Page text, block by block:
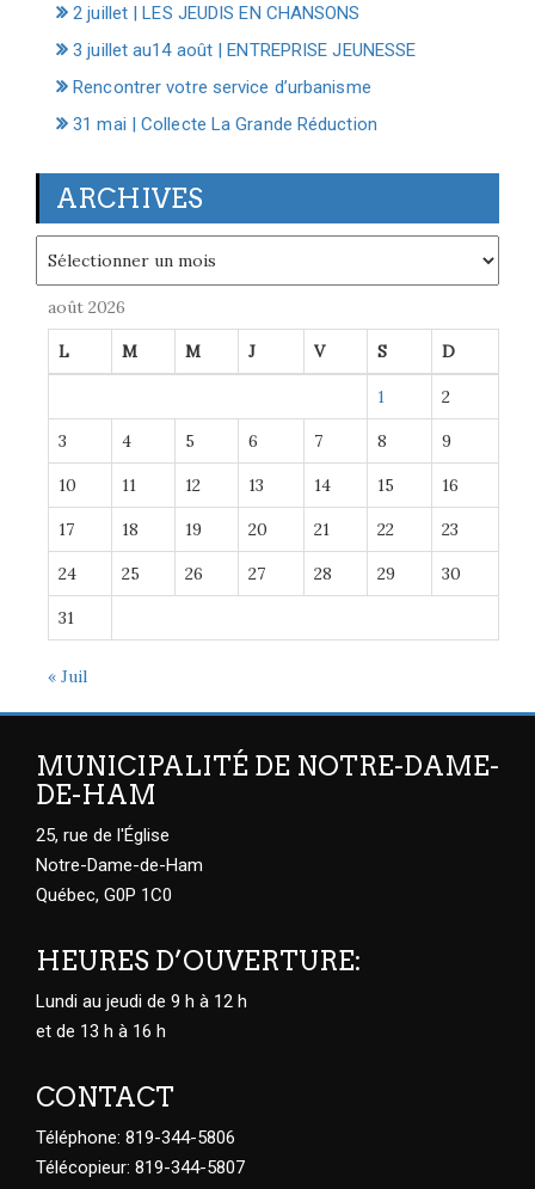
2 juillet | LES JEUDIS EN CHANSONS
3 juillet au14 août | ENTREPRISE JEUNESSE
Rencontrer votre service d’urbanisme
31 mai | Collecte La Grande Réduction
ARCHIVES
août 2026
L M M J V S D
1 2
3 4 5 6 7 8 9
10 11 12 13 14 15 16
17 18 19 20 21 22 23
24 25 26 27 28 29 30
31
« Juil
MUNICIPALITÉ DE NOTRE-DAME-
DE-HAM
25, rue de l'Église
Notre-Dame-de-Ham
Québec, G0P 1C0
HEURES D’OUVERTURE:
Lundi au jeudi de 9 h à 12 h
et de 13 h à 16 h
CONTACT
Téléphone: 819-344-5806
Télécopieur: 819-344-5807